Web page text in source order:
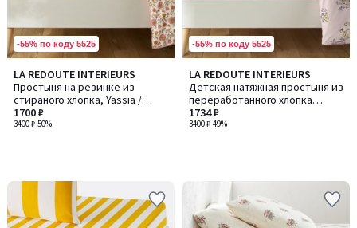
-55% по коду 5525
LA REDOUTE INTERIEURS
Простыня на резинке из
стираного хлопка, Yassia /
Яссиа
3400 ₽-50%
1700 ₽
-55% по коду 5525
LA REDOUTE INTERIEURS
Детская натяжная простыня из
переработанного хлопка
(50%), Swan / Свон
3400 ₽-49%
1734 ₽